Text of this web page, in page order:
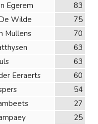
Egerem
83
Wilde
75
Mullens
70
63
63
Eeraerts
60
54
27
25